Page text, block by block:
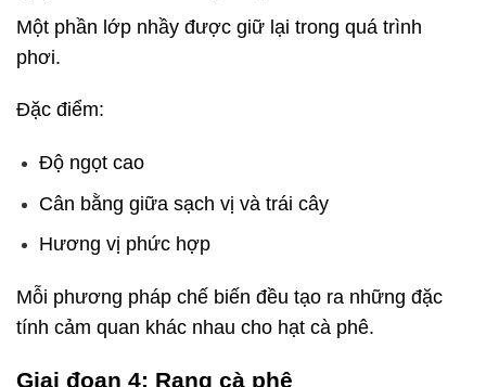
Một phần lớp nhầy được giữ lại trong quá trình
phơi.
Đặc điểm:
Độ ngọt cao
Cân bằng giữa sạch vị và trái cây
Hương vị phức hợp
Mỗi phương pháp chế biến đều tạo ra những đặc
tính cảm quan khác nhau cho hạt cà phê.
Giai đoạn 4: Rang cà phê